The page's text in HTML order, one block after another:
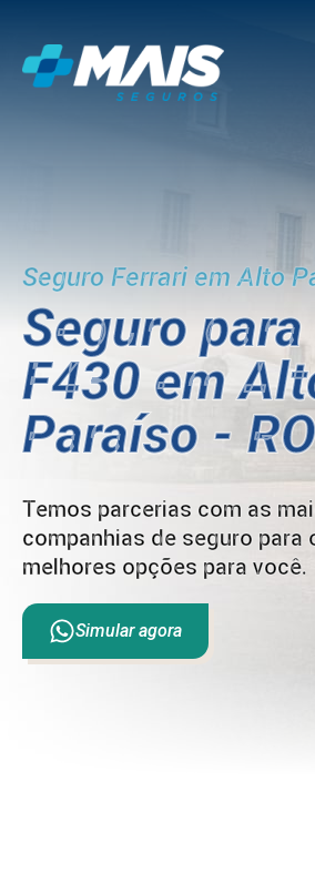
Seguro Ferrari em Alto
Seguro
F430 em
Paraíso - RO
Temos parcerias com as
companhias de seguro para
melhores opções para você.
Simular agora